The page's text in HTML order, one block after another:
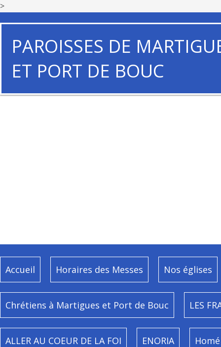
>
PAROISSES DE
ET PORT DE BOUC
Accueil Horaires des Messes Nos églises
Chrétiens à Martigues et Port de Bouc LES
ALLER AU COEUR DE LA FOI ENORIA